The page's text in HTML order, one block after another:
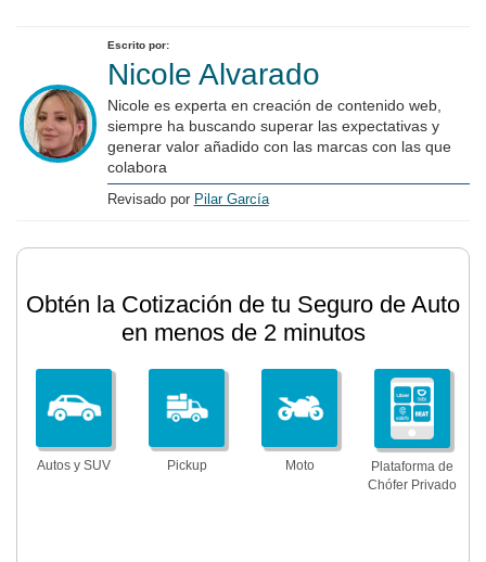
Escrito por:
Nicole Alvarado
Nicole es experta en creación de contenido web,
siempre ha buscando superar las expectativas y
generar valor añadido con las marcas con las que
colabora
Revisado por Pilar García
Obtén la Cotización de tu Seguro de Auto
en menos de 2 minutos
Autos y SUV Pickup Moto
Plataforma de
Chófer Privado